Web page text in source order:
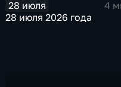
28 июля
4
28 июля 2026 года